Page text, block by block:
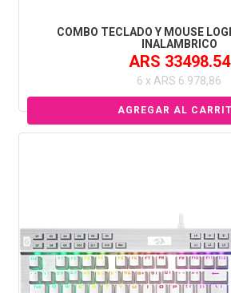
COMBO TECLADO Y MOUSE
INALAMBRICO
ARS 33498.54
6 x ARS 6.978,86